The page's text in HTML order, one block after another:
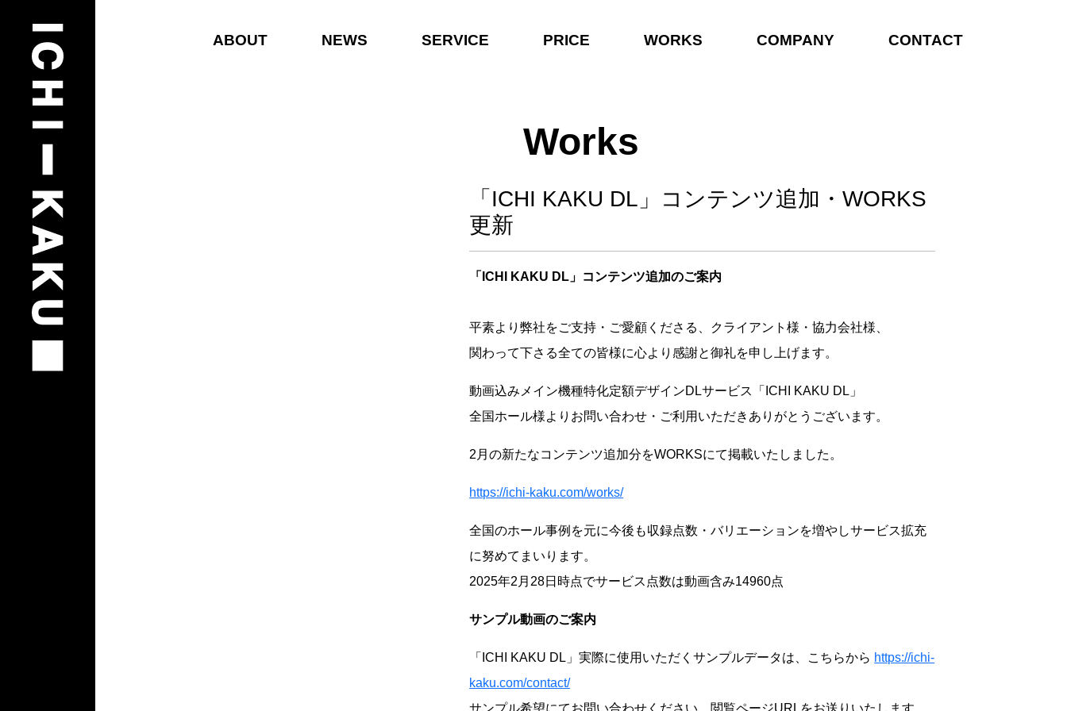
Works
「ICHI KAKU DL」コンテンツ追加・WORKS
更新
「ICHI KAKU DL」コンテンツ追加のご案内
平素より弊社をご支持・ご愛顧くださる、クライアント様・協力会社様、
関わって下さる全ての皆様に心より感謝と御礼を申し上げます。
動画込みメイン機種特化定額デザインDLサービス「ICHI KAKU DL」
全国ホール様よりお問い合わせ・ご利用いただきありがとうございます。
2月の新たなコンテンツ追加分をWORKSにて掲載いたしました。
https://ichi-kaku.com/works/
全国のホール事例を元に今後も収録点数・バリエーションを増やしサービス拡充
に努めてまいります。
2025年2月28日時点でサービス点数は動画含み14960点
サンプル動画のご案内
「ICHI KAKU DL」実際に使用いただくサンプルデータは、こちらから https://ichi-
kaku.com/contact/
サンプル希望にてお問い合わせください。閲覧ページURLをお送りいたします。
ABOUT NEWS SERVICE PRICE WORKS COMPANY CONTACT